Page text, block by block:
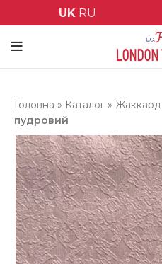
UK RU
Головна » Каталог » Жаккард
пудровий